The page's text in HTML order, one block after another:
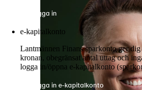
Logga in
e-kapitalkonto
Lantmännen Finans sparkonto ger
kronan, obegränsat antal uttag och
logga in/öppna e-kapitalkonto
Logga in e-kapitalkonto